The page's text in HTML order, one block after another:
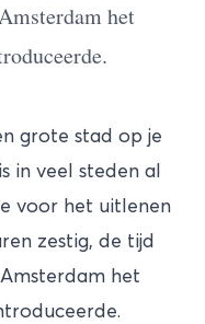
het
grote stad op je
in veel steden al
voor het uitlenen
zestig, de tijd
het